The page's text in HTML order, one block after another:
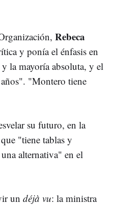
Rebeca
y ponía el énfasis en
la mayoría absoluta, y el
"Montero tiene
su futuro, en la
"tiene tablas y
alternativa" en el
un déjà vu: la ministra